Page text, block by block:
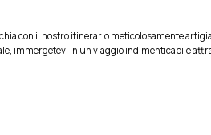
con il nostro itinerario meticolosamente
immergetevi in un viaggio indimenticabile